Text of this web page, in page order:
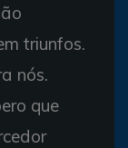
triunfos.
nós.
que